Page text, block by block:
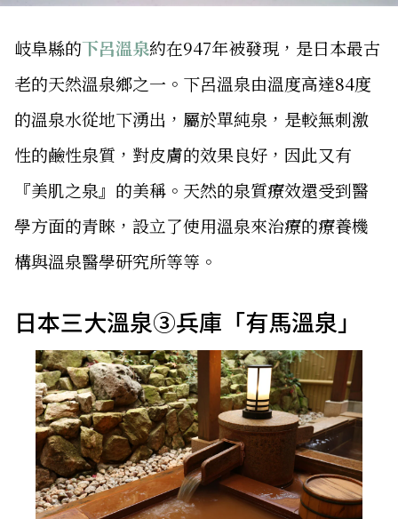
岐阜縣的下呂溫泉約在947年被發現，是日本最古
老的天然溫泉鄉之一。下呂溫泉由溫度高達84度
的溫泉水從地下湧出，屬於單純泉，是較無刺激
性的鹼性泉質，對皮膚的效果良好，因此又有
『美肌之泉』的美稱。天然的泉質療效還受到醫
學方面的青睞，設立了使用溫泉來治療的療養機
構與溫泉醫學研究所等等。
日本三大溫泉③兵庫「有馬溫泉」